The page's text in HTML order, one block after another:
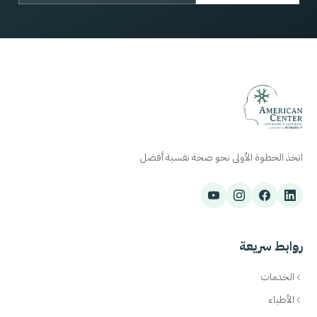
اتخذ الخطوة الأولى نحو صحة نفسية أفضل
روابط سريعة
الخدمات
الأطباء